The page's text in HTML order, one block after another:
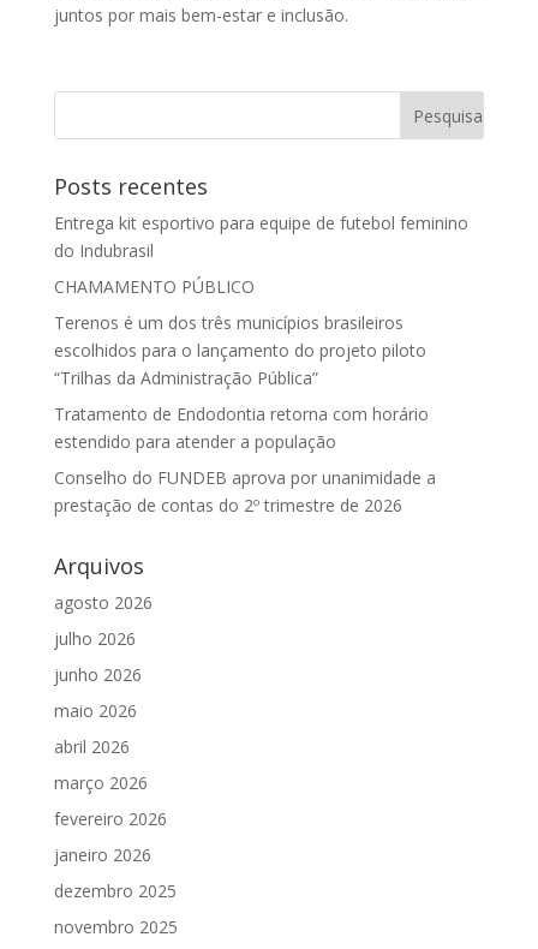
juntos por mais bem-estar e inclusão.
Posts recentes
Entrega kit esportivo para equipe de futebol feminino
do Indubrasil
CHAMAMENTO PÚBLICO
Terenos é um dos três municípios brasileiros
escolhidos para o lançamento do projeto piloto
“Trilhas da Administração Pública”
Tratamento de Endodontia retorna com horário
estendido para atender a população
Conselho do FUNDEB aprova por unanimidade a
prestação de contas do 2º trimestre de 2026
Arquivos
agosto 2026
julho 2026
junho 2026
maio 2026
abril 2026
março 2026
fevereiro 2026
janeiro 2026
dezembro 2025
novembro 2025